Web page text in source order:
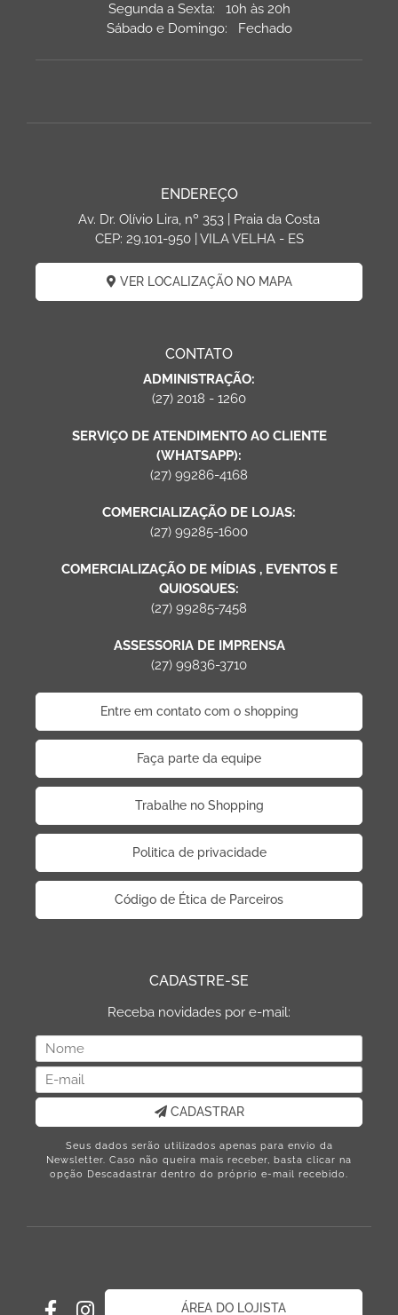
Segunda a Sexta: 10h às 20h
Sábado e Domingo: Fechado
ENDEREÇO
Av. Dr. Olívio Lira, nº 353 | Praia da Costa
CEP: 29.101-950 | VILA VELHA - ES
VER LOCALIZAÇÃO NO MAPA
CONTATO
ADMINISTRAÇÃO:
(27) 2018 - 1260
SERVIÇO DE ATENDIMENTO AO CLIENTE
(WHATSAPP):
(27) 99286-4168
COMERCIALIZAÇÃO DE LOJAS:
(27) 99285-1600
COMERCIALIZAÇÃO DE MÍDIAS , EVENTOS E
QUIOSQUES:
(27) 99285-7458
ASSESSORIA DE IMPRENSA
(27) 99836-3710
Entre em contato com o shopping
Faça parte da equipe
Trabalhe no Shopping
Politica de privacidade
Código de Ética de Parceiros
CADASTRE-SE
Receba novidades por e-mail:
CADASTRAR
Seus dados serão utilizados apenas para envio da
Newsletter. Caso não queira mais receber, basta clicar na
opção Descadastrar dentro do próprio e-mail recebido.
ÁREA DO LOJISTA